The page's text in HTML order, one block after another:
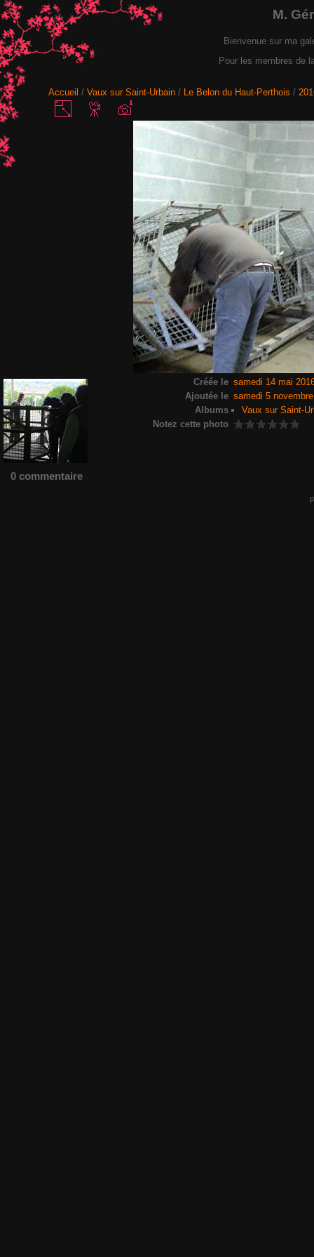
M.
Bienvenue sur ma
Pour les membres de
Accueil / Vaux sur Saint-Urbain/ Le Belon du Haut-Perthois /
Créée le samedi 14 mai
Ajoutée le samedi 5
Albums
Vaux sur Saint-
Notez cette photo
0 commentaire